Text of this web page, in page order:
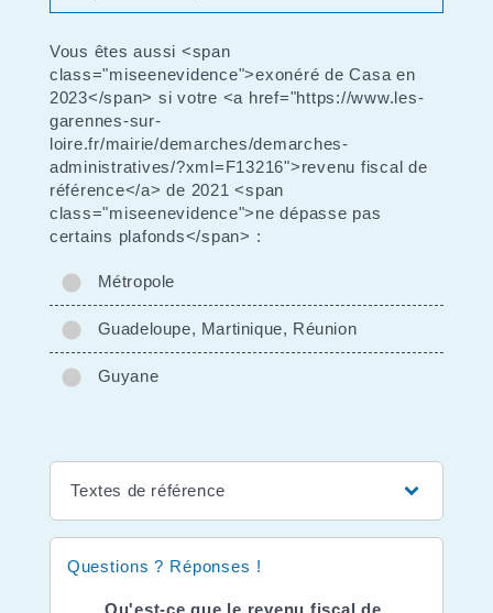
Vous êtes aussi <span
class="miseenevidence">exonéré de Casa en
2023</span> si votre <a href="https://www.les-
garennes-sur-
loire.fr/mairie/demarches/demarches-
administratives/?xml=F13216">revenu fiscal de
référence</a> de 2021 <span
class="miseenevidence">ne dépasse pas
certains plafonds</span> :
Métropole
Guadeloupe, Martinique, Réunion
Guyane
Textes de référence
Questions ? Réponses !